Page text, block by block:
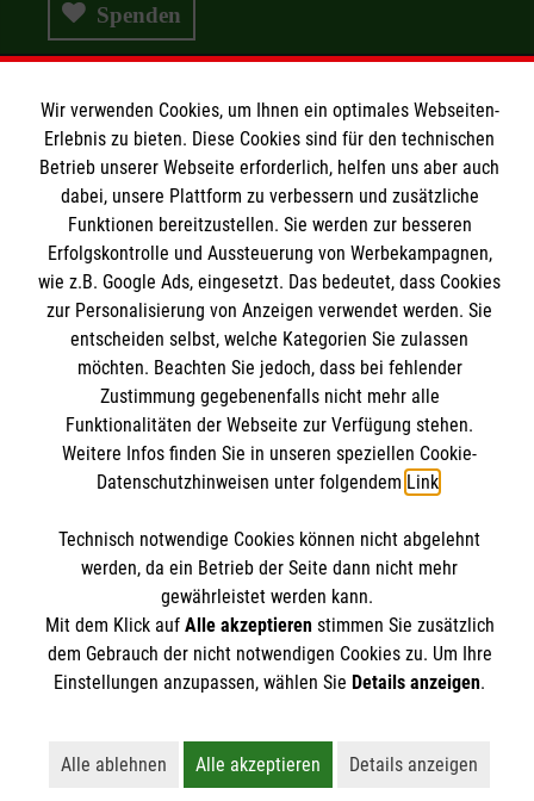
Spenden
Wir Malteser
Wir Malteser
Spenden & Helfen
Angebote & Leistungen
Kursangebote
Mitarbeiten & Aktiv werden
Informationen
Presse und Medien
Impressum
Datenschutz
Malteser online
Malteserorden
Malteser International
Sharepoint
Spendenkonto
Empfänger: Malteser Hilfsdienst e.V.
IBAN: DE90 6005 0101 0001 2706 88
BIC: SOLADEST600
Der Malteser Hilfsdienst e.V. ist als eingetragene
gemeinnützige Organisation von der Körperschaft- und
Wir verwenden Cookies, um Ihnen ein optimales Webseiten-
Erlebnis zu bieten. Diese Cookies sind für den technischen
Betrieb unserer Webseite erforderlich, helfen uns aber auch
dabei, unsere Plattform zu verbessern und zusätzliche
Funktionen bereitzustellen. Sie werden zur besseren
Erfolgskontrolle und Aussteuerung von Werbekampagnen,
wie z.B. Google Ads, eingesetzt. Das bedeutet, dass Cookies
zur Personalisierung von Anzeigen verwendet werden. Sie
entscheiden selbst, welche Kategorien Sie zulassen
möchten. Beachten Sie jedoch, dass bei fehlender
Zustimmung gegebenenfalls nicht mehr alle
Funktionalitäten der Webseite zur Verfügung stehen.
Weitere Infos finden Sie in unseren speziellen Cookie-
Datenschutzhinweisen unter folgendem Link.
Technisch notwendige Cookies können nicht abgelehnt
werden, da ein Betrieb der Seite dann nicht mehr
gewährleistet werden kann.
Mit dem Klick auf Alle akzeptierenstimmen Sie zusätzlich
dem Gebrauch der nicht notwendigen Cookies zu. Um Ihre
Einstellungen anzupassen, wählen Sie Details anzeigen.
Alle ablehnen
Lehnt alle nicht-essentiellen Cookies ab
Alle akzeptieren
Akzeptiert alle Cookies
Details anzeigen